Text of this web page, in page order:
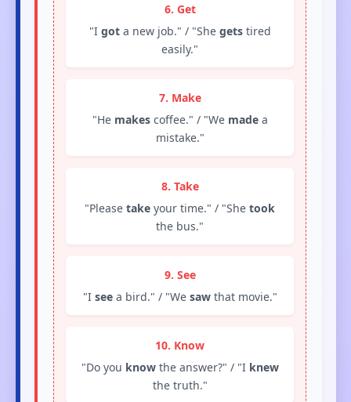
6. Get
"I gota new job." / "She getstired
easily."
7. Make
"He makescoffee." / "We madea
mistake."
8. Take
"Pleasetake your time." / "Shetook
the bus."
9. See
"I seea bird." / "We sawthat movie."
10. Know
"Do you knowthe answer?" / "I knew
the truth."